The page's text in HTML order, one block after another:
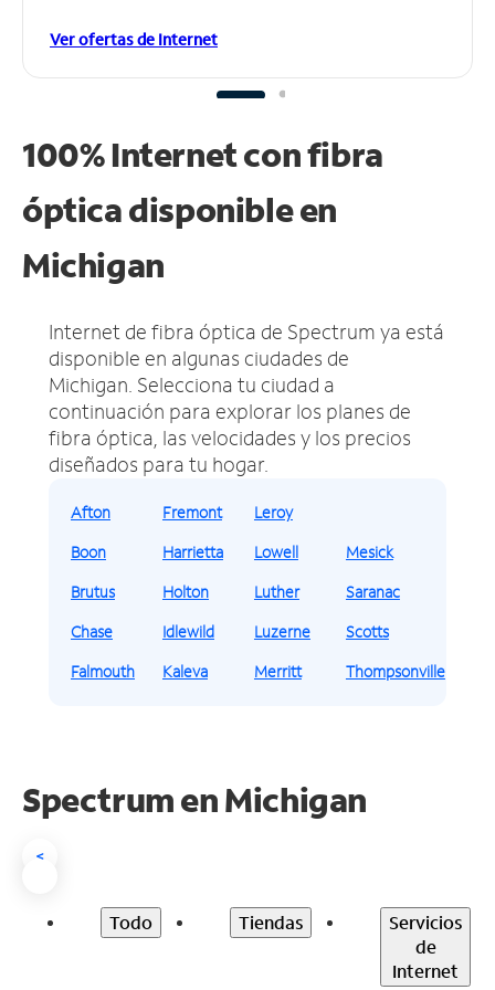
Ver ofertas de Internet
100% Internet con fibra
óptica disponible en
Michigan
Internet de fibra óptica de Spectrum ya está
disponible en algunas ciudades de
Michigan. Selecciona tu ciudad a
continuación para explorar los planes de
fibra óptica, las velocidades y los precios
diseñados para tu hogar.
Afton
Boon
Brutus
Chase
Falmouth
Fremont
Harrietta
Holton
Idlewild
Kaleva
Leroy
Lowell
Luther
Luzerne
Merritt
Mesick
Saranac
Scotts
Thompsonville
Spectrum enMichigan
<
Todo Tiendas
Servicios
de
Internet